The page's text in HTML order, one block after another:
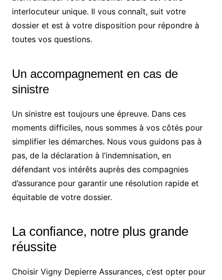
interlocuteur unique. Il vous connaît, suit votre
dossier et est à votre disposition pour répondre à
toutes vos questions.
Un accompagnement en cas de
sinistre
Un sinistre est toujours une épreuve. Dans ces
moments difficiles, nous sommes à vos côtés pour
simplifier les démarches. Nous vous guidons pas à
pas, de la déclaration à l’indemnisation, en
défendant vos intérêts auprès des compagnies
d’assurance pour garantir une résolution rapide et
équitable de votre dossier.
La confiance, notre plus grande
réussite
Choisir Vigny Depierre Assurances, c’est opter pour